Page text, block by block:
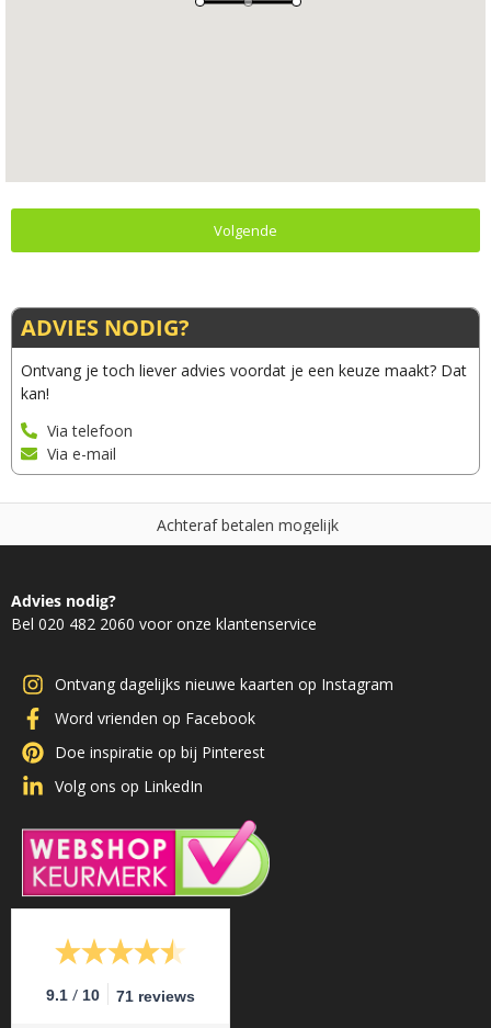
Volgende
ADVIES NODIG?
Ontvang je toch liever advies voordat je een keuze maakt? Dat
kan!
Via telefoon
Via e-mail
Achteraf betalen mogelijk
Advies nodig?
Bel 020 482 2060 voor onze klantenservice
Ontvang dagelijks nieuwe kaarten op Instagram
Word vrienden op Facebook
Doe inspiratie op bij Pinterest
Volg ons op LinkedIn
9.1 / 10 71 reviews